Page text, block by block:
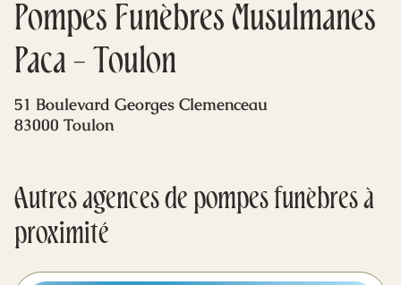
Mes dernières volontés
Pompes Funèbres Musulmanes
Paca - Toulon
51 Boulevard Georges Clemenceau
83000 Toulon
Autres agences de pompes funèbres à
proximité